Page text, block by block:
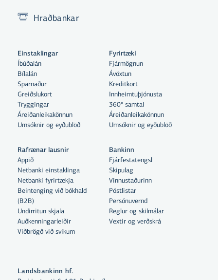
Með því að smella á „Leyfa allar“
samþykkir þú notkun á vefkökum
til þess að auka virkni vefsins,
greina vefnotkun og aðstoða við
Hraðbankar
Landsbankinn hf.
Einstaklingar
Íbúðalán
Bílalán
Sparnaður
Greiðslukort
Tryggingar
Áreiðanleikakönnun
Umsóknir og eyðublöð
Fyrirtæki
Fjármögnun
Ávöxtun
Kreditkort
Innheimtuþjónusta
360° samtal
Áreiðanleikakönnun
Umsóknir og eyðublöð
Rafrænar lausnir
Appið
Netbanki einstaklinga
Netbanki fyrirtækja
Beintenging við bókhald
(B2B)
Undirritun skjala
Auðkenningarleiðir
Viðbrögð við svikum
Bankinn
Fjárfestatengsl
Skipulag
Vinnustaðurinn
Póstlistar
Persónuvernd
Reglur og skilmálar
Vextir og verðskrá